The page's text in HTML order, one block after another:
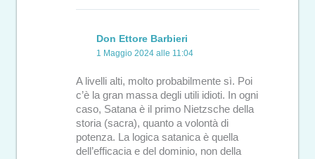
Don Ettore Barbieri
1 Maggio 2024 alle 11:04
A livelli alti, molto probabilmente sì. Poi
c’è la gran massa degli utili idioti. In ogni
caso, Satana è il primo Nietzsche della
storia (sacra), quanto a volontà di
potenza. La logica satanica è quella
dell’efficacia e del dominio, non della